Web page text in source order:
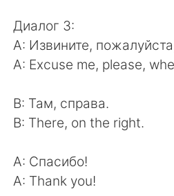
Диалог 3:
А: Извините,
А: Excuse me, please,
В: Там, справа.
В: There, on the right.
А: Спасибо!
А: Thank you!